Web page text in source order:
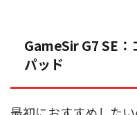
GameSir G7 SE
パッド